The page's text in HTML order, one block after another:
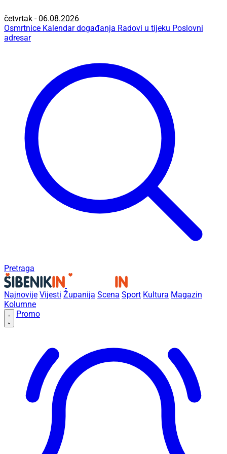
četvrtak - 06.08.2026
Osmrtnice Kalendar događanja Radovi u tijeku Poslovni
adresar
Pretraga
Najnovije Vijesti Županija Scena Sport Kultura Magazin
Kolumne
Promo